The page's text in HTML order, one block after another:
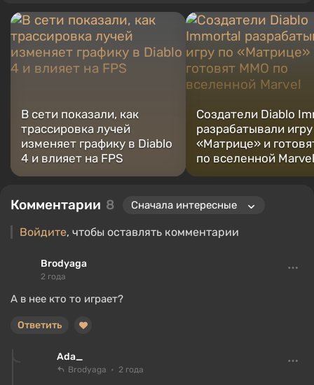
В сети показали, как
трассировка лучей
изменяет графику в Diablo
4 и влияет на FPS
Создатели Diablo
разрабатывали
«Матрице» и
по вселенной Marvel
Комментарии 8
Войдите, чтобы оставлять комментарии
Brodyaga
2 года
А в нее кто то играет?
Ответить
Ada_
Brodyaga 2 года